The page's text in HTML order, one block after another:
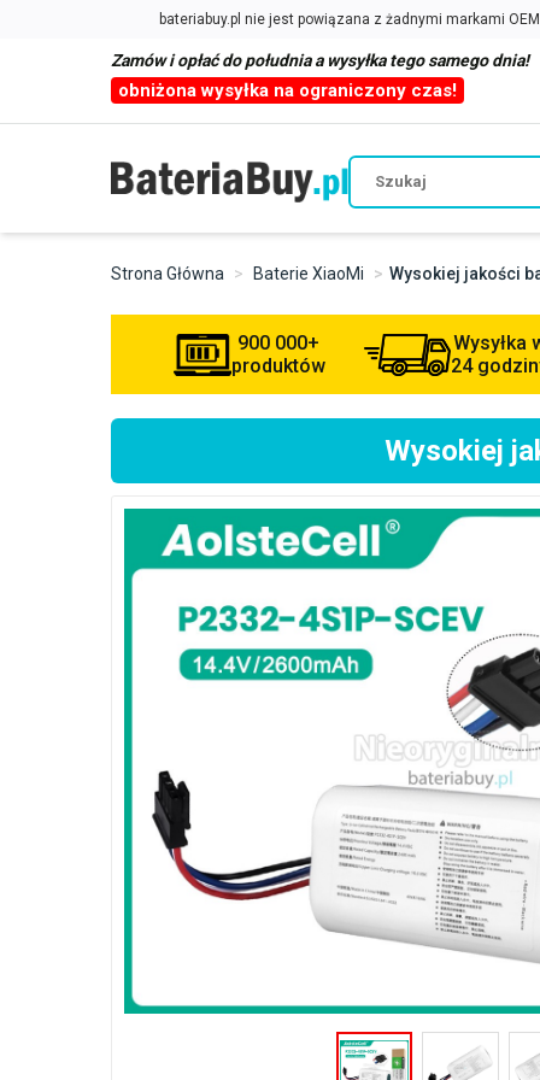
Zamów i opłać do południa a wysyłka tego samego dnia!
obniżona wysyłka na ograniczony czas!
Strona Główna Baterie XiaoMi Wysokiej jakości
900 000+
produktów
Wysyłka
24
Wysokiej